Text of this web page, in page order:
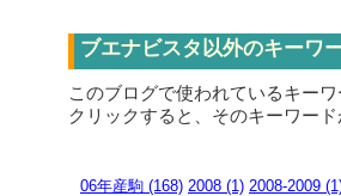
ブエナビスタ以外のキーワ
このブログで使われているキー
クリックすると、そのキーワー
06年産駒 (168) 2008 (1) 2008-2009